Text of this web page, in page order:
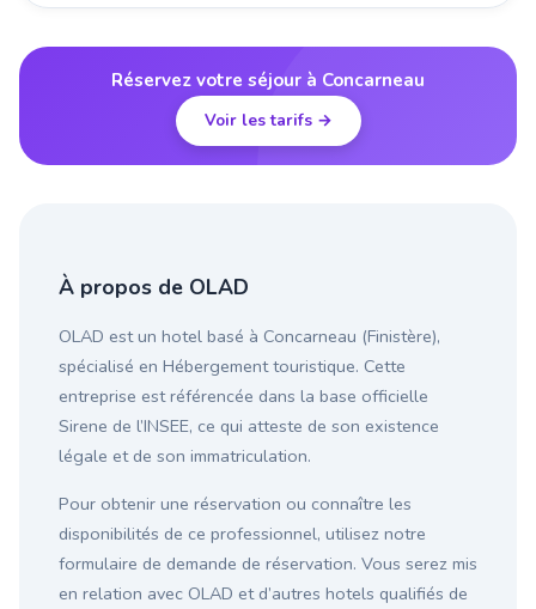
Réservez votre séjour à Concarneau
Voir les tarifs →
À propos de OLAD
OLAD est un hotel basé à Concarneau (Finistère),
spécialisé en Hébergement touristique. Cette
entreprise est référencée dans la base officielle
Sirene de l’INSEE, ce qui atteste de son existence
légale et de son immatriculation.
Pour obtenir une réservation ou connaître les
disponibilités de ce professionnel, utilisez notre
formulaire de demande de réservation. Vous serez mis
en relation avec OLAD et d’autres hotels qualifiés de